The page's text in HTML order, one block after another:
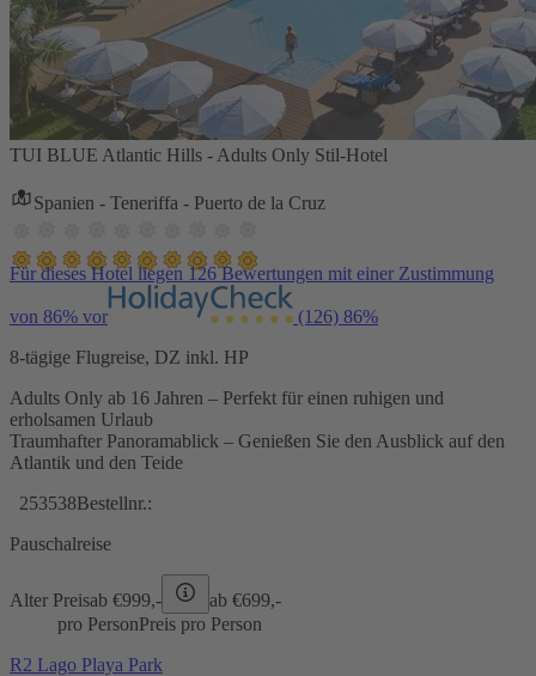
TUI BLUE Atlantic Hills - Adults Only Stil-Hotel
Spanien - Teneriffa - Puerto de la Cruz
Für dieses Hotel liegen 126 Bewertungen mit einer Zustimmung
von 86% vor (126) 86%
8-tägige Flugreise, DZ inkl. HP
Adults Only ab 16 Jahren – Perfekt für einen ruhigen und
erholsamen Urlaub
Traumhafter Panoramablick – Genießen Sie den Ausblick auf den
Atlantik und den Teide
253538Bestellnr.:
Pauschalreise
Alter Preisab €999,- ab €699,-
pro PersonPreis pro Person
R2 Lago Playa Park